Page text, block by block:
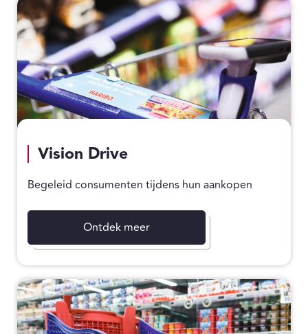
Vision Drive
Begeleid consumenten tijdens hun aankopen
Ontdek meer